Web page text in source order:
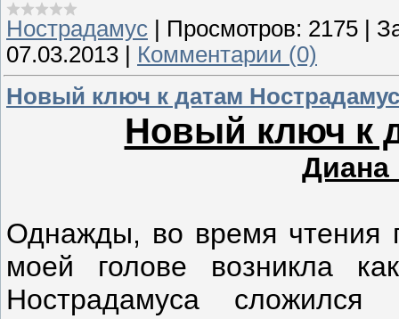
Нострадамус | Просмотров: 2175 |
07.03.2013 | Комментарии (0)
Новый ключ к датам
Новый ключ к
Диана
Однажды, во время чтения
моей голове возникла
Нострадамуса